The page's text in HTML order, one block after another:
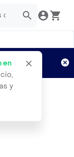
en
y
Aplican TyC